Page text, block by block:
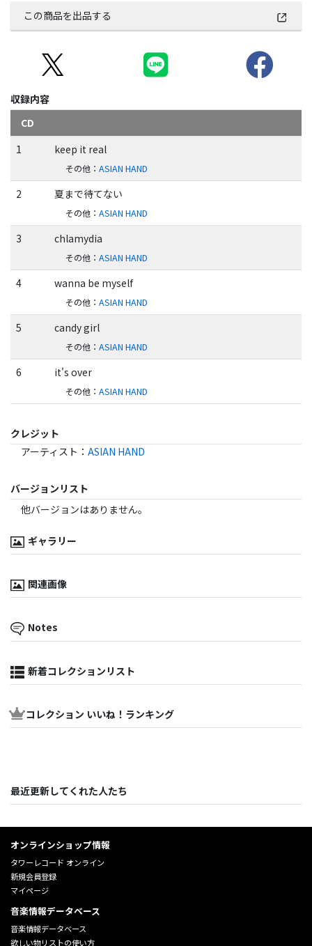
この商品を出品する
収録内容
CD
1
keep it real
その他： ASIAN HAND
2 夏まで待てない
その他： ASIAN HAND
3 chlamydia
その他： ASIAN HAND
4 wanna be myself
その他： ASIAN HAND
5 candy girl
その他： ASIAN HAND
6 it's over
その他： ASIAN HAND
クレジット
アーティスト ： ASIAN HAND
バージョンリスト
他バージョンはありません。
ギャラリー
関連画像
Notes
新着コレクションリスト
コレクション いいね！ランキング
最近更新してくれた人たち
オンラインショップ情報
タワーレコード オンライン
新規会員登録
マイページ
音楽情報データベース
音楽情報データベース
欲しい物リストの使い方